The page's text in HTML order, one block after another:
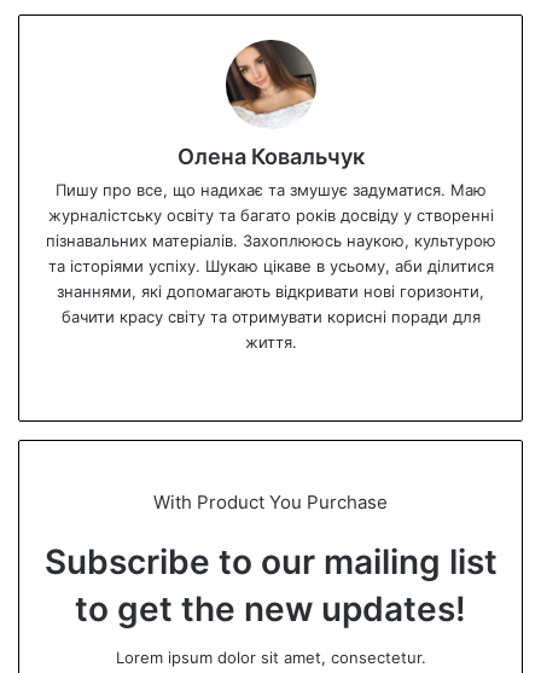
Олена Ковальчук
Пишу про все, що надихає та змушує задуматися. Маю
журналістську освіту та багато років досвіду у створенні
пізнавальних матеріалів. Захоплююсь наукою, культурою
та історіями успіху. Шукаю цікаве в усьому, аби ділитися
знаннями, які допомагають відкривати нові горизонти,
бачити красу світу та отримувати корисні поради для
життя.
te
With Product You Purchase
Subscribe to our mailing list
to get the new updates!
Lorem ipsum dolor sit amet, consectetur.